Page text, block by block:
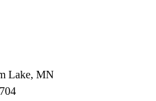
Lake, MN